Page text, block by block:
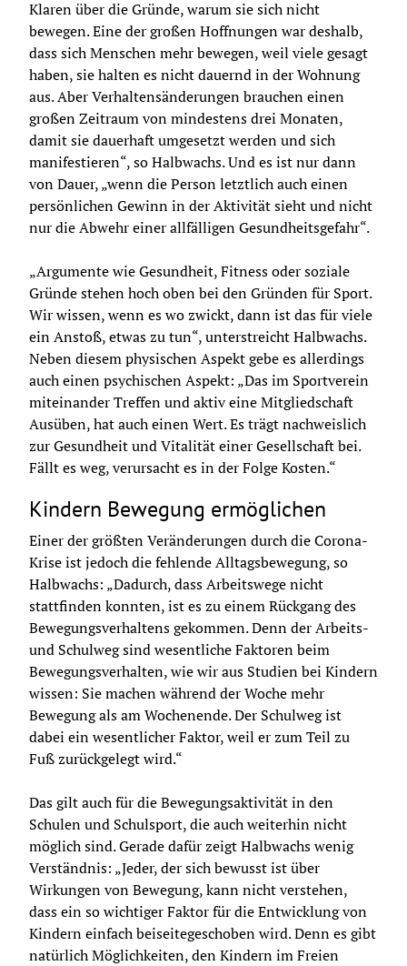
Klaren über die Gründe, warum sie sich nicht
bewegen. Eine der großen Hoffnungen war deshalb,
dass sich Menschen mehr bewegen, weil viele gesagt
haben, sie halten es nicht dauernd in der Wohnung
aus. Aber Verhaltensänderungen brauchen einen
großen Zeitraum von mindestens drei Monaten,
damit sie dauerhaft umgesetzt werden und sich
manifestieren“, so Halbwachs. Und es ist nur dann
von Dauer, „wenn die Person letztlich auch einen
persönlichen Gewinn in der Aktivität sieht und nicht
nur die Abwehr einer allfälligen Gesundheitsgefahr“.
„Argumente wie Gesundheit, Fitness oder soziale
Gründe stehen hoch oben bei den Gründen für Sport.
Wir wissen, wenn es wo zwickt, dann ist das für viele
ein Anstoß, etwas zu tun“, unterstreicht Halbwachs.
Neben diesem physischen Aspekt gebe es allerdings
auch einen psychischen Aspekt: „Das im Sportverein
miteinander Treffen und aktiv eine Mitgliedschaft
Ausüben, hat auch einen Wert. Es trägt nachweislich
zur Gesundheit und Vitalität einer Gesellschaft bei.
Fällt es weg, verursacht es in der Folge Kosten.“
Kindern Bewegung ermöglichen
Einer der größten Veränderungen durch die Corona-
Krise ist jedoch die fehlende Alltagsbewegung, so
Halbwachs: „Dadurch, dass Arbeitswege nicht
stattfinden konnten, ist es zu einem Rückgang des
Bewegungsverhaltens gekommen. Denn der Arbeits-
und Schulweg sind wesentliche Faktoren beim
Bewegungsverhalten, wie wir aus Studien bei Kindern
wissen: Sie machen während der Woche mehr
Bewegung als am Wochenende. Der Schulweg ist
dabei ein wesentlicher Faktor, weil er zum Teil zu
Fuß zurückgelegt wird.“
Das gilt auch für die Bewegungsaktivität in den
Schulen und Schulsport, die auch weiterhin nicht
möglich sind. Gerade dafür zeigt Halbwachs wenig
Verständnis: „Jeder, der sich bewusst ist über
Wirkungen von Bewegung, kann nicht verstehen,
dass ein so wichtiger Faktor für die Entwicklung von
Kindern einfach beiseitegeschoben wird. Denn es gibt
natürlich Möglichkeiten, den Kindern im Freien